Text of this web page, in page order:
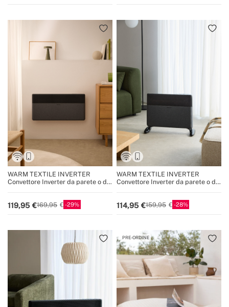
WARM TEXTILE INVERTER
Convettore Inverter da parete o da
119,95 169,95 29
WARM TEXTILE INVERTER
Convettore Inverter da parete o da
114,95 159,95 28
PRE-ORDINE